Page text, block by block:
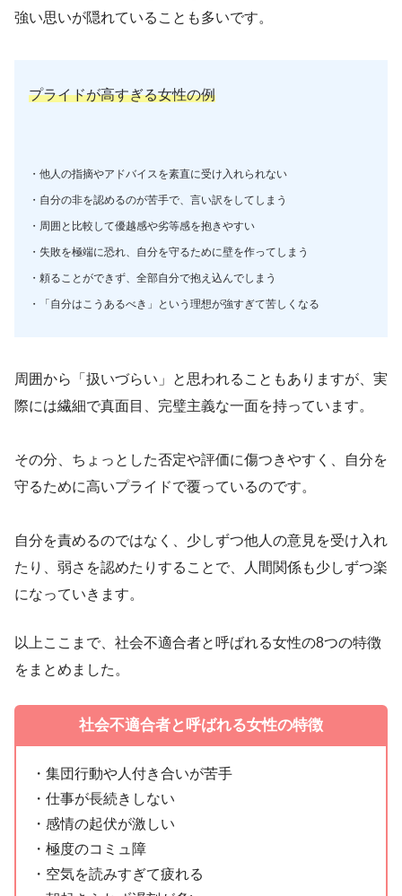
強い思いが隠れていることも多いです。
プライドが高すぎる女性の例
・他人の指摘やアドバイスを素直に受け入れられない
・自分の非を認めるのが苦手で、言い訳をしてしまう
・周囲と比較して優越感や劣等感を抱きやすい
・失敗を極端に恐れ、自分を守るために壁を作ってしまう
・頼ることができず、全部自分で抱え込んでしまう
・「自分はこうあるべき」という理想が強すぎて苦しくなる
周囲から「扱いづらい」と思われることもありますが、実
際には繊細で真面目、完璧主義な一面を持っています。
その分、ちょっとした否定や評価に傷つきやすく、自分を
守るために高いプライドで覆っているのです。
自分を責めるのではなく、少しずつ他人の意見を受け入れ
たり、弱さを認めたりすることで、人間関係も少しずつ楽
になっていきます。
以上ここまで、社会不適合者と呼ばれる女性の8つの特徴
をまとめました。
社会不適合者と呼ばれる女性の特徴
・集団行動や人付き合いが苦手
・仕事が長続きしない
・感情の起伏が激しい
・極度のコミュ障
・空気を読みすぎて疲れる